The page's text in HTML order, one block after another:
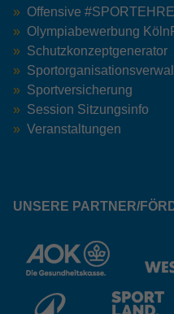
Offensive
Olympiabewerbung
Schutzkonzeptgenerator
Sportversicherung
Session Sitzungsinfo
Veranstaltungen
UNSERE PARTNER/